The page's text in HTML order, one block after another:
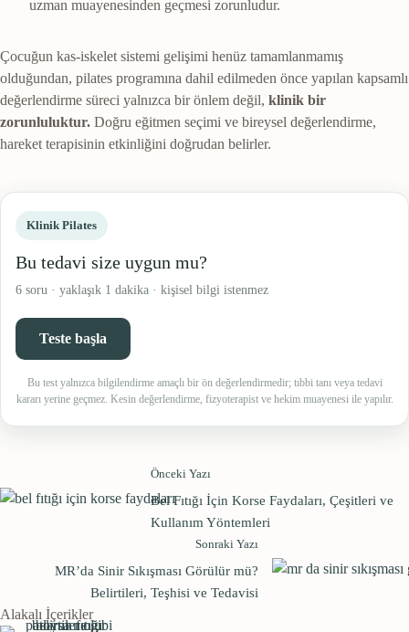
uzman muayenesinden geçmesi zorunludur.
Çocuğun kas-iskelet sistemi gelişimi henüz tamamlanmamış
olduğundan, pilates programına dahil edilmeden önce yapılan kapsamlı
değerlendirme süreci yalnızca bir önlem değil, klinik bir
zorunluluktur. Doğru eğitmen seçimi ve bireysel değerlendirme,
hareket terapisinin etkinliğini doğrudan belirler.
Klinik Pilates
Bu tedavi size uygun mu?
6 soru · yaklaşık 1 dakika · kişisel bilgi istenmez
Teste başla
Bu test yalnızca bilgilendirme amaçlı bir ön değerlendirmedir; tıbbi tanı veya tedavi
kararı yerine geçmez. Kesin değerlendirme, fizyoterapist ve hekim muayenesi ile yapılır.
Önceki Yazı
Bel Fıtığı İçin Korse Faydaları, Çeşitleri ve
Kullanım Yöntemleri
Sonraki Yazı
MR’da Sinir Sıkışması Görülür mü?
Belirtileri, Teşhisi ve Tedavisi
Alakalı İçerikler